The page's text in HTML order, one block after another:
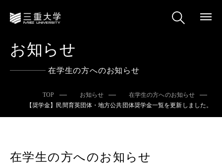
お知らせ
在学生の方へのお知らせ
TOP お知らせ
在学生の方へのお知らせ
【奨学金】民間育英団体・地方公共団体奨学金一覧を更新しました。
在学生の方へのお知らせ